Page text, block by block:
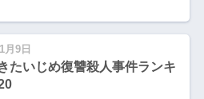
月9日
たいじめ復讐殺人事件ランキ